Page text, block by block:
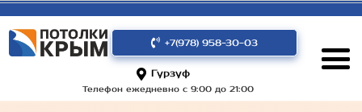
+7(978) 958-30-03
Гурзуф
Телефон ежедневно с 9:00 до 21:00